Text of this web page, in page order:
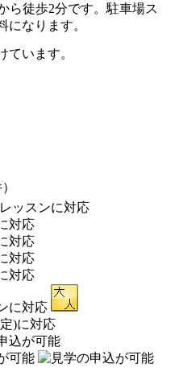
徒歩2分です。駐車場ス
になります。
ています。